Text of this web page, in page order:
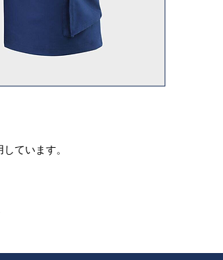
ています。